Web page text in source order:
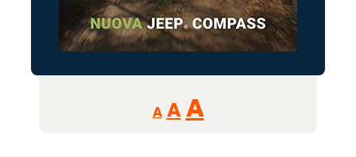
A
Reducir
tamaño
A Restablecer
AAumentar